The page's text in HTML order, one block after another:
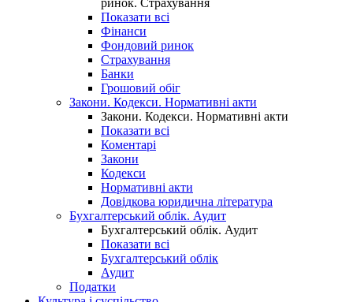
ринок. Страхування
Показати всі
Фінанси
Фондовий ринок
Страхування
Банки
Грошовий обіг
Закони. Кодекси. Нормативні акти
Закони. Кодекси. Нормативні акти
Показати всі
Коментарі
Закони
Кодекси
Нормативні акти
Довідкова юридична література
Бухгалтерський облік. Аудит
Бухгалтерський облік. Аудит
Показати всі
Бухгалтерський облік
Аудит
Податки